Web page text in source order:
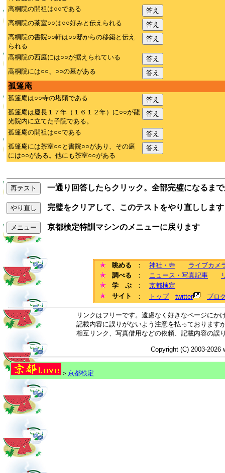
高桐院の開祖は○○である
答え
高桐院の茶室○○は○○好みと伝えられる
答え
高桐院の書院○○軒は○○邸からの移築と伝え
られる
答え
高桐院の西庭には○○が据えられている
答え
高桐院には○○、○○の墓がある
答え
孤篷庵
孤篷庵は○○寺の塔頭である
答え
孤篷庵は慶長１７年（１６１２年）に○○が龍
光院内に立てた子院である。
答え
孤篷庵の開祖は○○である
答え
孤篷庵には茶室○○と書院○○があり、その庭
には○○がある。他にも茶室○○がある
答え
再テスト 一通り回答したらクリック。全部完璧になるま
やり直し 完璧をクリアして、このテストをやり直しします
メニュー 京都検定特訓マシンのメニューに戻ります
眺める ： 神社・寺
ライブカメ
調べる
： ニュース・写真記事
学 ぶ
： 京都検定
サイト
： トップ twitter ブロ
リンクはフリーです。遠慮なく好きなページに
記載内容に誤りがないよう注意を払っております
相互リンク、写真借用などの依頼、記載内容の誤
Copyright (C) 2003-2026
＞ 京都検定